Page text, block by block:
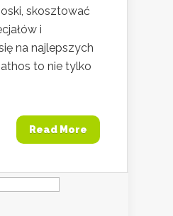
skosztować
i
na najlepszych
to nie tylko
Read More